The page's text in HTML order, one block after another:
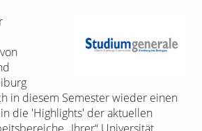
in diesem Semester wieder einen
die 'Highlights' der aktuellen